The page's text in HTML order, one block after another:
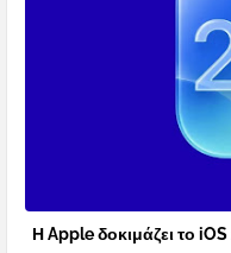
Η Apple δοκιμάζει το